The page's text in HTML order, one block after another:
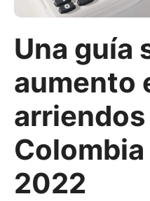
Una guía
aumento
arriendos
Colombia
2022